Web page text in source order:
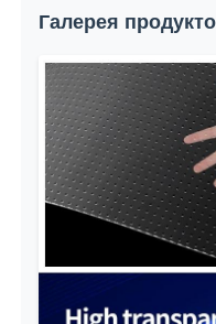
Галерея